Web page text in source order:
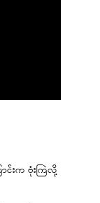
င်းက ဗုံးကြဲလို့